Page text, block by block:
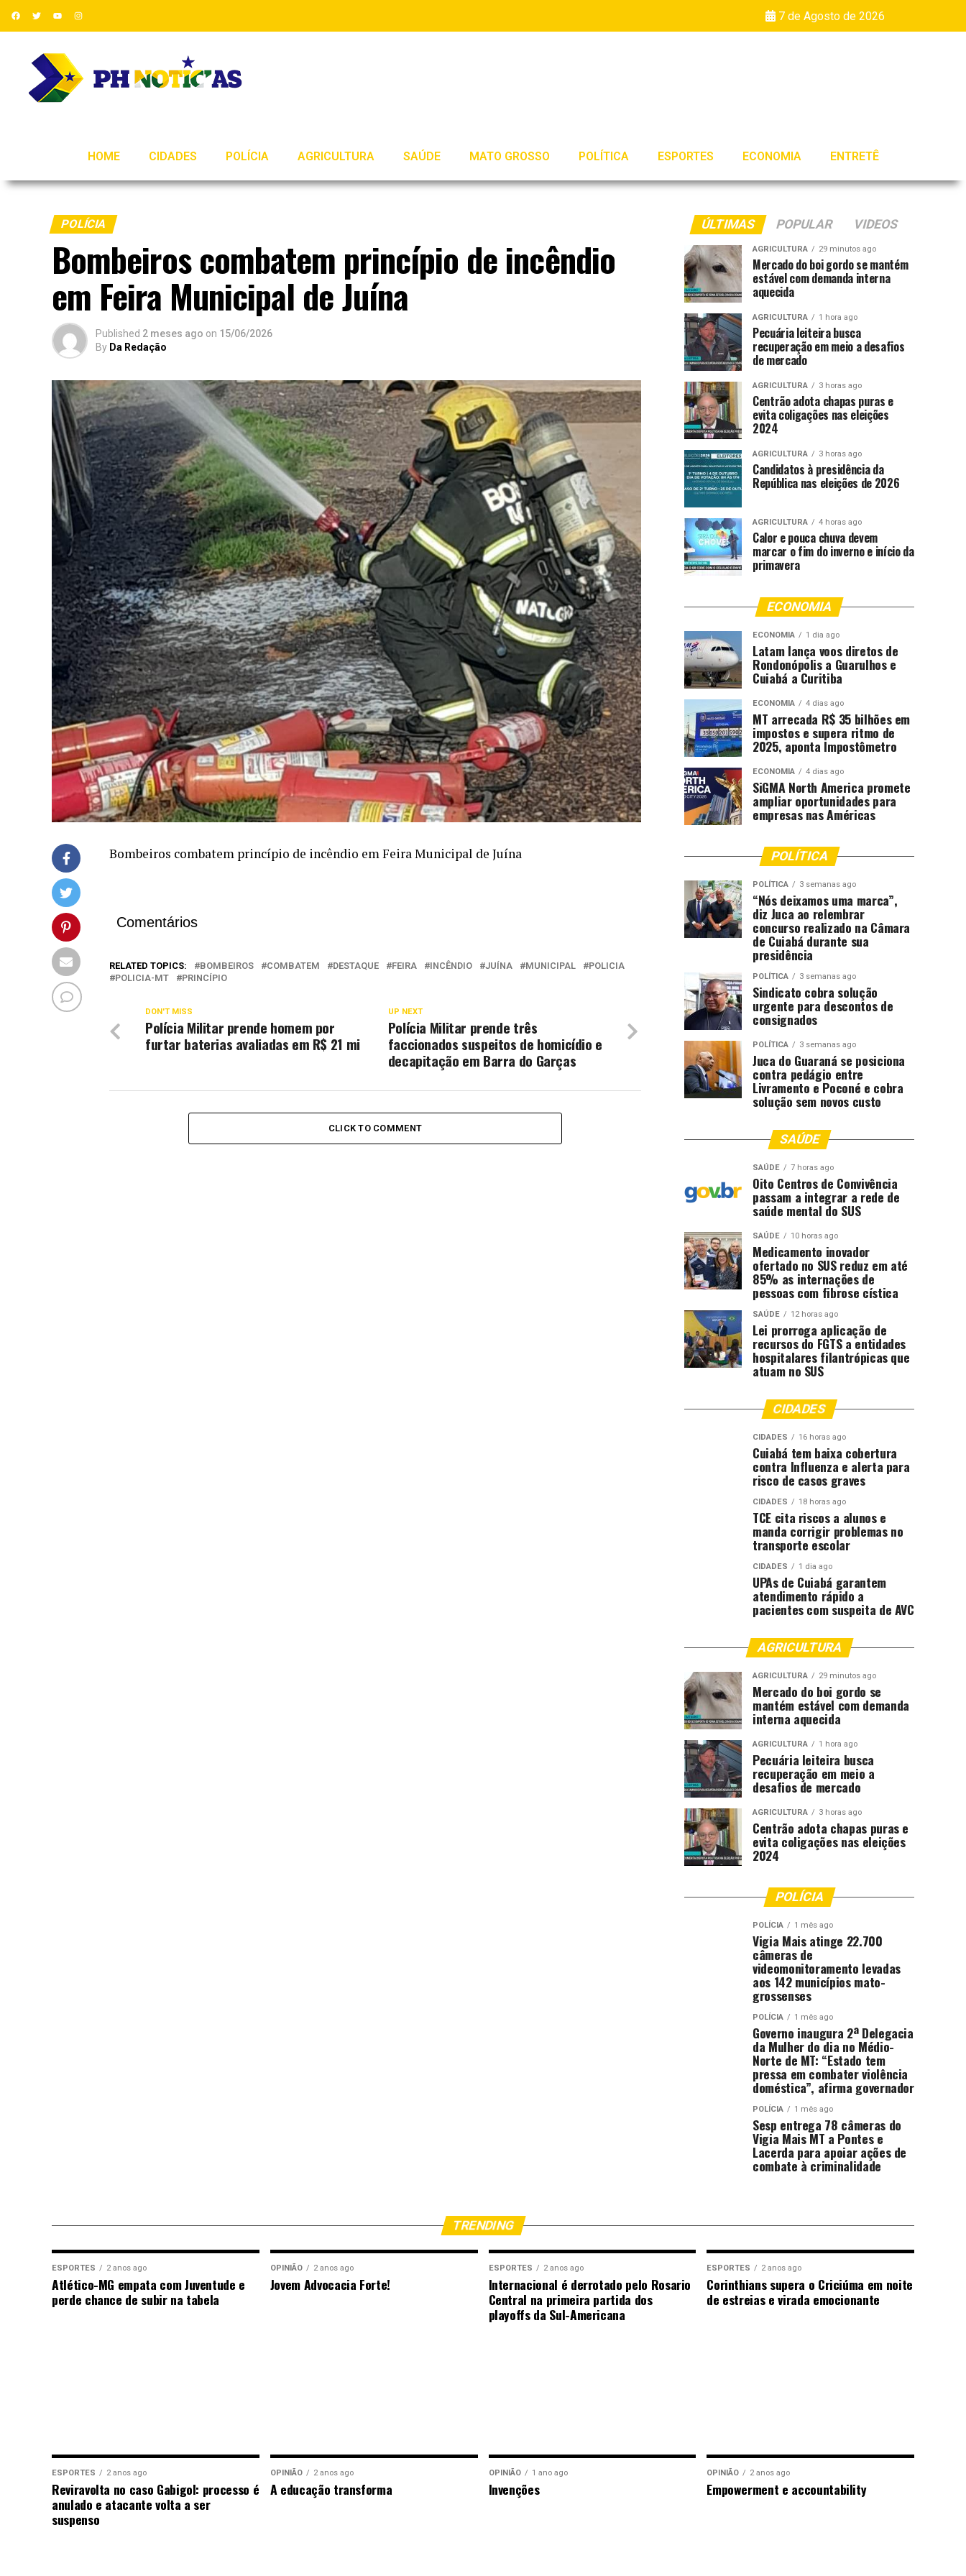
7 de Agosto de 2026
HOME CIDADES POLÍCIA AGRICULTURA SAÚDE MATO GROSSO POLÍTICA ESPORTES ECONOMIA ENTRETÊ
POLÍCIA
Bombeiros combatem princípio de incêndio
em Feira Municipal de Juína
Published 2 meses ago on 15/06/2026
By Da Redação
Bombeiros combatem princípio de incêndio em Feira Municipal de Juína
Comentários
RELATED TOPICS: BOMBEIROS COMBATEM DESTAQUE FEIRA INCÊNDIO JUÍNA MUNICIPAL
POLICIA
POLICIA-MT
PRINCÍPIO
UP NEXT
Polícia Militar prende três
faccionados suspeitos de homicídio e
decapitação em Barra do Garças
DON'T MISS
Polícia Militar prende homem por
furtar baterias avaliadas em R$ 21 mi
CLICK TO COMMENT
ÚLTIMAS POPULAR VIDEOS
AGRICULTURA 29 minutos ago
Mercado do boi gordo se mantém
estável com demanda interna
aquecida
AGRICULTURA 1 hora ago
Pecuária leiteira busca
recuperação em meio a desafios
de mercado
AGRICULTURA 3 horas ago
Centrão adota chapas puras e
evita coligações nas eleições
2024
AGRICULTURA 3 horas ago
Candidatos à presidência da
República nas eleições de 2026
AGRICULTURA 4 horas ago
Calor e pouca chuva devem
marcar o fim do inverno e início da
primavera
ECONOMIA
ECONOMIA 1 dia ago
Latam lança voos diretos de
Rondonópolis a Guarulhos e
Cuiabá a Curitiba
ECONOMIA 4 dias ago
MT arrecada R$ 35 bilhões em
impostos e supera ritmo de
2025, aponta Impostômetro
ECONOMIA 4 dias ago
SiGMA North America promete
ampliar oportunidades para
empresas nas Américas
POLÍTICA
POLÍTICA 3 semanas ago
“Nós deixamos uma marca”,
diz Juca ao relembrar
concurso realizado na Câmara
de Cuiabá durante sua
presidência
POLÍTICA 3 semanas ago
Sindicato cobra solução
urgente para descontos de
consignados
POLÍTICA 3 semanas ago
Juca do Guaraná se posiciona
contra pedágio entre
Livramento e Poconé e cobra
solução sem novos custo
SAÚDE
SAÚDE 7 horas ago
Oito Centros de Convivência
passam a integrar a rede de
saúde mental do SUS
SAÚDE 10 horas ago
Medicamento inovador
ofertado no SUS reduz em até
85% as internações de
pessoas com fibrose cística
SAÚDE 12 horas ago
Lei prorroga aplicação de
recursos do FGTS a entidades
hospitalares filantrópicas que
atuam no SUS
CIDADES
CIDADES 16 horas ago
Cuiabá tem baixa cobertura
contra Influenza e alerta para
risco de casos graves
CIDADES 18 horas ago
TCE cita riscos a alunos e
manda corrigir problemas no
transporte escolar
CIDADES 1 dia ago
UPAs de Cuiabá garantem
atendimento rápido a
pacientes com suspeita de AVC
AGRICULTURA
AGRICULTURA 29 minutos ago
Mercado do boi gordo se
mantém estável com demanda
interna aquecida
AGRICULTURA 1 hora ago
Pecuária leiteira busca
recuperação em meio a
desafios de mercado
AGRICULTURA 3 horas ago
Centrão adota chapas puras e
evita coligações nas eleições
2024
POLÍCIA
POLÍCIA 1 mês ago
Vigia Mais atinge 22.700
câmeras de
videomonitoramento levadas
aos 142 municípios mato-
grossenses
POLÍCIA 1 mês ago
Governo inaugura 2ª Delegacia
da Mulher do dia no Médio-
Norte de MT: “Estado tem
pressa em combater violência
doméstica”, afirma governador
POLÍCIA 1 mês ago
Sesp entrega 78 câmeras do
Vigia Mais MT a Pontes e
Lacerda para apoiar ações de
combate à criminalidade
TRENDING
ESPORTES 2 anos ago
Atlético-MG empata com Juventude e
perde chance de subir na tabela
OPINIÃO 2 anos ago
Jovem Advocacia Forte!
ESPORTES 2 anos ago
Internacional é derrotado pelo Rosario
Central na primeira partida dos
playoffs da Sul-Americana
ESPORTES 2 anos ago
Corinthians supera o Criciúma em noite
de estreias e virada emocionante
ESPORTES 2 anos ago
Reviravolta no caso Gabigol: processo é
anulado e atacante volta a ser
suspenso
OPINIÃO 2 anos ago
A educação transforma
OPINIÃO 1 ano ago
Invenções
OPINIÃO 2 anos ago
Empowerment e accountability